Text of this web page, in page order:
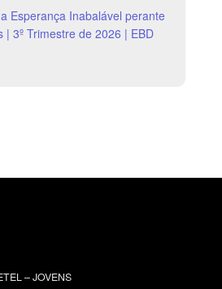
Esperança Inabalável perante
| 3º Trimestre de 2026 | EBD
– JOVENS